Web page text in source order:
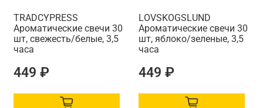
TRАDCYPRESS
Ароматические свечи 30
шт, свежесть/белые, 3,5
часа
449 ₽
LОVSKOGSLUND
Ароматические свечи 30
шт, яблоко/зеленые, 3,5
часа
449 ₽